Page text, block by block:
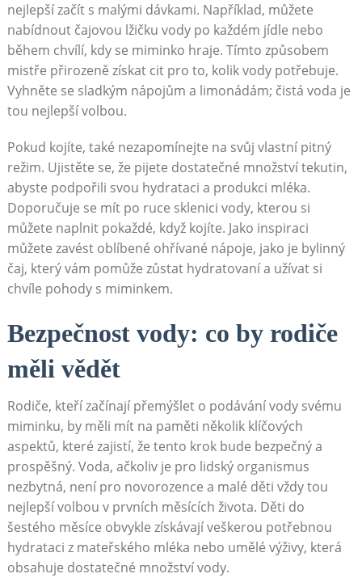
nejlepší začít s malými dávkami. Například, můžete
nabídnout čajovou lžičku vody po každém jídle nebo
během chvílí, kdy se miminko hraje. Tímto způsobem
mistře přirozeně získat cit pro to, kolik vody potřebuje.
Vyhněte se sladkým nápojům a limonádám; čistá voda je
tou nejlepší volbou.
Pokud kojíte, také nezapomínejte na svůj vlastní pitný
režim. Ujistěte se, že pijete dostatečné množství tekutin,
abyste podpořili svou hydrataci a produkci mléka.
Doporučuje se mít po ruce sklenici vody, kterou si
můžete naplnit pokaždé, když kojíte. Jako inspiraci
můžete zavést oblíbené ohřívané nápoje, jako je bylinný
čaj, který vám pomůže zůstat hydratovaní a užívat si
chvíle pohody s miminkem.
Bezpečnost vody: co by rodiče
měli vědět
Rodiče, kteří začínají přemýšlet o podávání vody svému
miminku, by měli mít na paměti několik klíčových
aspektů, které zajistí, že tento krok bude bezpečný a
prospěšný. Voda, ačkoliv je pro lidský organismus
nezbytná, není pro novorozence a malé děti vždy tou
nejlepší volbou v prvních měsících života. Děti do
šestého měsíce obvykle získávají veškerou potřebnou
hydrataci z mateřského mléka nebo umělé výživy, která
obsahuje dostatečné množství vody.